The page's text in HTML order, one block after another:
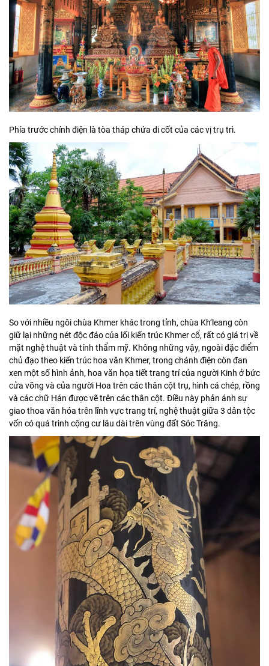
Phía trước chính điện là tòa tháp chứa di cốt của các vị trụ trì.
So với nhiều ngôi chùa Khmer khác trong tỉnh, chùa Kh’leang còn
giữ lại những nét độc đáo của lối kiến trúc Khmer cổ, rất có giá trị về
mặt nghệ thuật và tính thẩm mỹ. Không những vậy, ngoài đặc điểm
chủ đạo theo kiến trúc hoa văn Khmer, trong chánh điện còn đan
xen một số hình ảnh, hoa văn họa tiết trang trí của người Kinh ở bức
cửa võng và của người Hoa trên các thân cột trụ, hình cá chép, rồng
và các chữ Hán được vẽ trên các thân cột. Điều này phản ánh sự
giao thoa văn hóa trên lĩnh vực trang trí, nghệ thuật giữa 3 dân tộc
vốn có quá trình cộng cư lâu dài trên vùng đất Sóc Trăng.